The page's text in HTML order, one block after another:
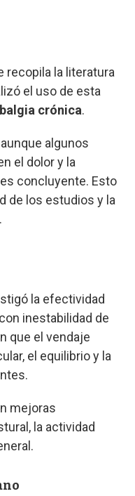
recopila la literatura
el uso de esta
crónica.
algunos
el dolor y la
concluyente. Esto
de los estudios y la
la efectividad
inestabilidad de
que el vendaje
el equilibrio y la
mejoras
la actividad